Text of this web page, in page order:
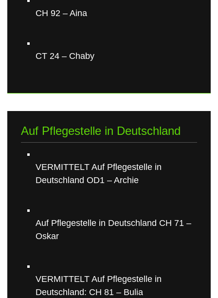
CH 92 – Aina
CT 24 – Chaby
Auf Pflegestelle in Deutschland
VERMITTELT Auf Pflegestelle in
Deutschland OD1 – Archie
Auf Pflegestelle in Deutschland CH 71 –
Oskar
VERMITTELT Auf Pflegestelle in
Deutschland: CH 81 – Bulia